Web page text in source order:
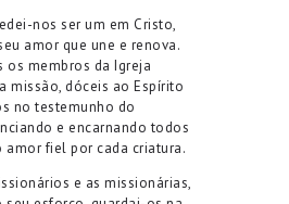
nos ser um em Cristo,
amor que une e renova.
os membros da Igreja
missão, dóceis ao Espírito
no testemunho do
e encarnando todos
amor fiel por cada criatura.
e as missionárias,